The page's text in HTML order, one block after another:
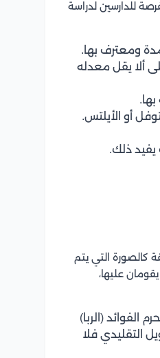
للدارسين لدراسة
ومعترف بها.
ألا يقل معدله
أو الأيلتس.
ذلك.
كالصورة التي يتم
عليها،
الفوائد (الربا)
التقليدي فلا